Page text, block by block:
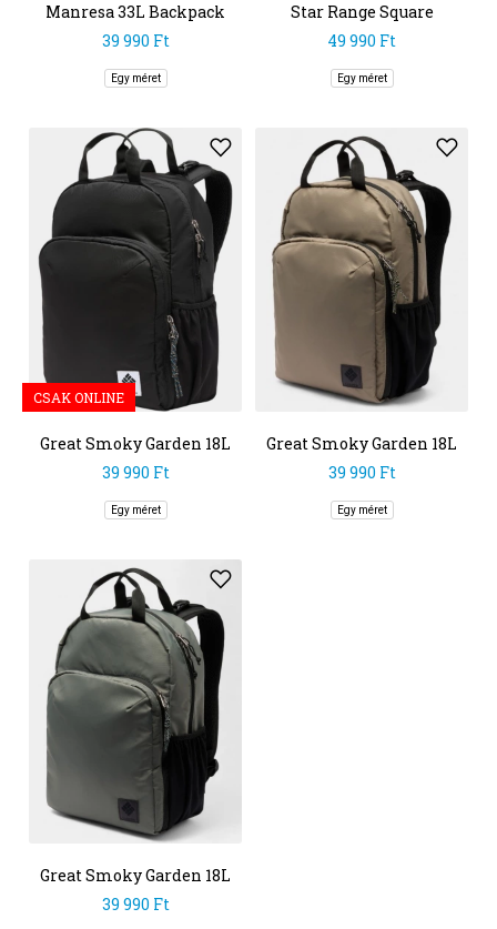
Manresa 33L Backpack
39 990 Ft
Egy méret
Star Range Square
Backpack M
49 990 Ft
Egy méret
CSAK ONLINE
Great Smoky Garden 18L
Backpack
39 990 Ft
Egy méret
Great Smoky Garden 18L
Backpack
39 990 Ft
Egy méret
Great Smoky Garden 18L
Backpack
39 990 Ft